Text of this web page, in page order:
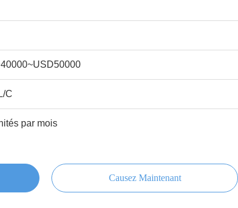
C
par mois
Causez Maintenant